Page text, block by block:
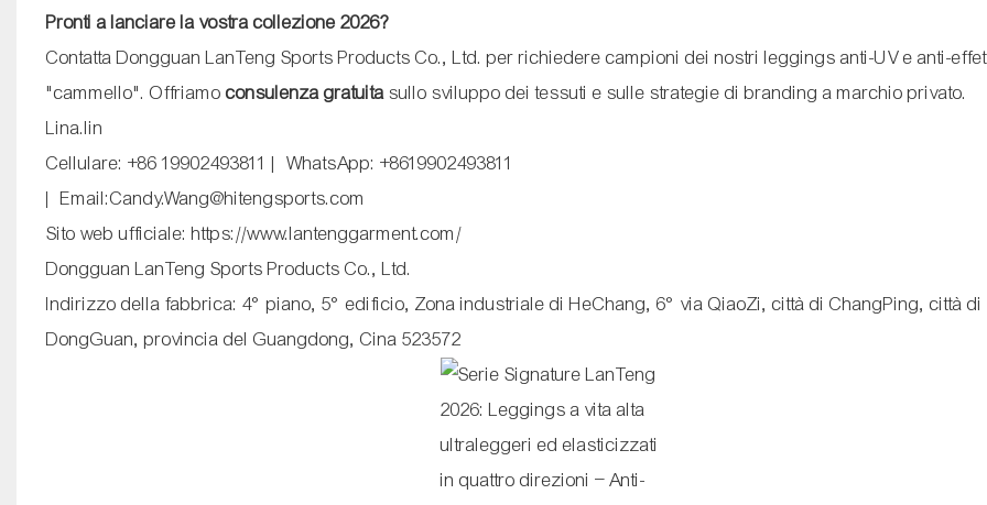
Pronti a lanciare la vostra collezione 2026?
Contatta Dongguan LanTeng Sports Products Co., Ltd. per richiedere campioni dei nostri leggings anti-UV e anti-
"cammello". Offriamo consulenza gratuitasullo sviluppo dei tessuti e sulle strategie di branding a marchio privato.
Lina.lin
Cellulare: +86 19902493811 | WhatsApp: +8619902493811
| Email:Candy.Wang@hitengsports.com
Sito web ufficiale: https://www.lantenggarment.com/
Dongguan LanTeng Sports Products Co., Ltd.
Indirizzo della fabbrica: 4° piano, 5° edificio, Zona industriale di HeChang, 6° via QiaoZi, città di ChangPing, città di
DongGuan, provincia del Guangdong, Cina 523572